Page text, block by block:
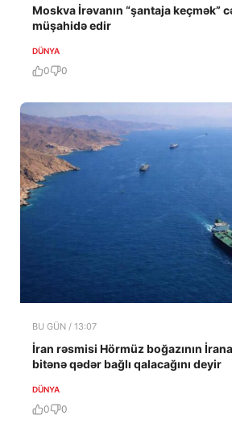
Moskva İrəvanın “şantaja keçmək”
müşahidə edir
DÜNYA
0 0
BU GÜN / 13:07
İran rəsmisi Hörmüz boğazının
bitənə qədər bağlı qalacağını deyir
DÜNYA
0 0